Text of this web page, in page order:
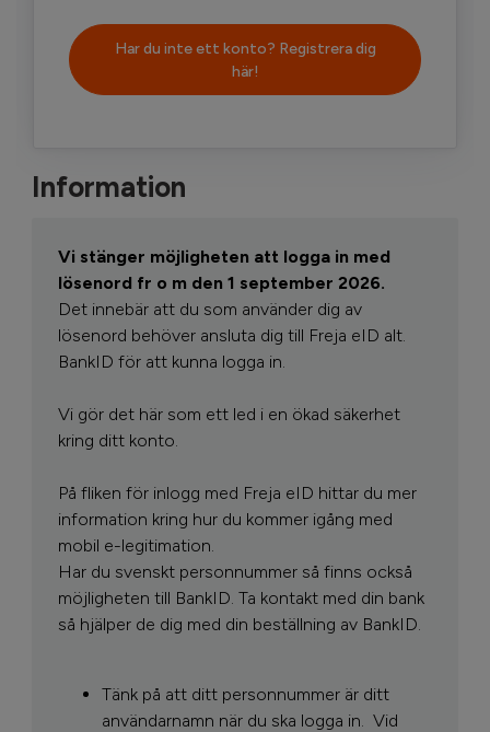
Har du inte ett konto? Registrera dig
här!
Information
Vi stänger möjligheten att logga in med
lösenord fr o m den 1 september 2026.
Det innebär att du som använder dig av
lösenord behöver ansluta dig till Freja eID alt.
BankID för att kunna logga in.
Vi gör det här som ett led i en ökad säkerhet
kring ditt konto.
På fliken för inlogg med Freja eID hittar du mer
information kring hur du kommer igång med
mobil e-legitimation.
Har du svenskt personnummer så finns också
möjligheten till BankID. Ta kontakt med din bank
så hjälper de dig med din beställning av BankID.
Tänk på att ditt personnummer är ditt
användarnamn när du ska logga in. Vid